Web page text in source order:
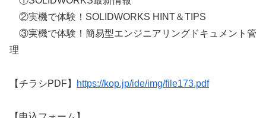
②実機で体験！SOLIDWORKS HINT＆TIPS
③実機で体験！簡易型エンジニアリングドキュメント管
理
【チラシPDF】 https://kop.jp/ide/img/file173.pdf